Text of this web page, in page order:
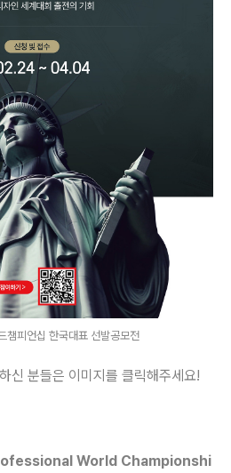
피언십 한국대표 선발공모전
신 분들은 이미지를 클릭해주세요!
World Championshi